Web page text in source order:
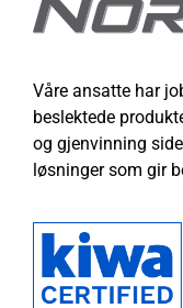
Våre ansatte har
beslektede
og gjenvinning
løsninger som gir